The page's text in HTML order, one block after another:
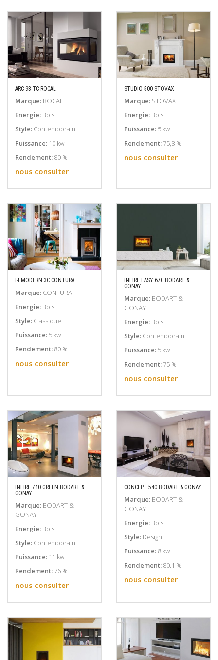
EN SAVOIR PLUS
ARC 93 TC ROCAL
Marque: ROCAL
Energie: Bois
Style: Contemporain
Puissance: 10 kw
Rendement: 80 %
nous consulter
EN SAVOIR PLUS
STUDIO 500 STOVAX
Marque: STOVAX
Energie: Bois
Puissance: 5 kw
Rendement: 75,8 %
nous consulter
EN SAVOIR PLUS
I4 MODERN 3C CONTURA
Marque: CONTURA
Energie: Bois
Style: Classique
Puissance: 5 kw
Rendement: 80 %
nous consulter
INFIRE EASY 670 BODART &
GONAY
Marque: BODART &
GONAY
Energie: Bois
Style: Contemporain
Puissance: 5 kw
Rendement: 75 %
nous consulter
INFIRE 740 GREEN BODART &
GONAY
Marque: BODART &
GONAY
Energie: Bois
Style: Contemporain
Puissance: 11 kw
Rendement: 76 %
nous consulter
EN SAVOIR PLUS
CONCEPT 540 BODART & GONAY
Marque: BODART &
GONAY
Energie: Bois
Style: Design
Puissance: 8 kw
Rendement: 80,1 %
nous consulter